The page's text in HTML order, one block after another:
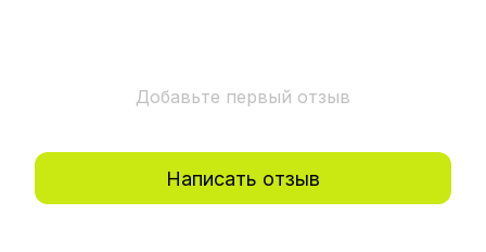
Добавьте первый отзыв
Написать отзыв